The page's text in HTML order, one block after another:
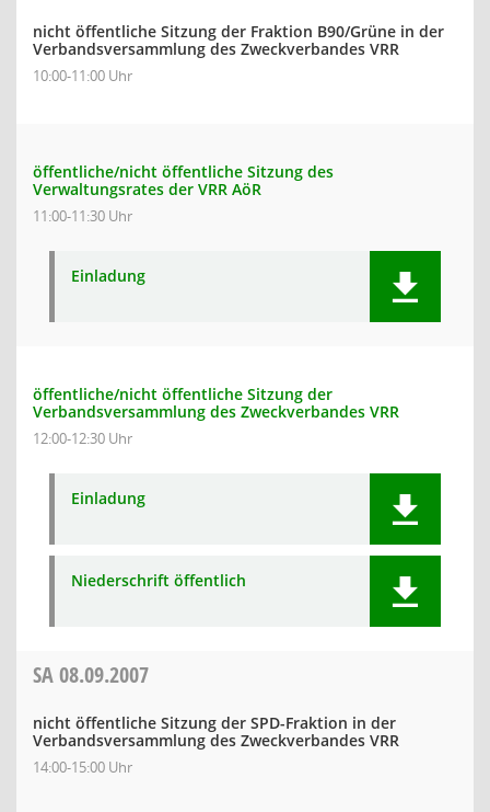
nicht öffentliche Sitzung der Fraktion B90/Grüne in der
Verbandsversammlung des Zweckverbandes VRR
10:00-11:00 Uhr
öffentliche/nicht öffentliche Sitzung des
Verwaltungsrates der VRR AöR
11:00-11:30 Uhr
Einladung
öffentliche/nicht öffentliche Sitzung der
Verbandsversammlung des Zweckverbandes VRR
12:00-12:30 Uhr
Einladung
Niederschrift öffentlich
SA08.09.2007
nicht öffentliche Sitzung der SPD-Fraktion in der
Verbandsversammlung des Zweckverbandes VRR
14:00-15:00 Uhr